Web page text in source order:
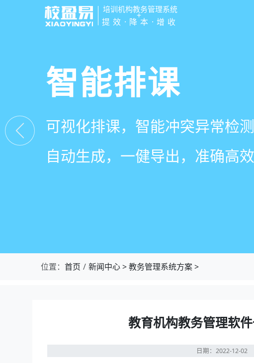
培训机构教务管理系统
+
提效·降本·增收
管学校，用校
培训机构教务管理系
有效提升运营管理效率45%
智能排课
可视化排课，智能冲突异常检
自动生成，一健导出，准确高效
课时统计
学员签到同步扣减课时，老师
计、汇总，数据清晰可查免扯皮
家校互动
一部手机链接教师、学员、家
零距离，服务贴心铸口碑促续费
位置： 首页 新闻中心>教务管理系统方案>
教育机构教务管理软
日期：2022-12-